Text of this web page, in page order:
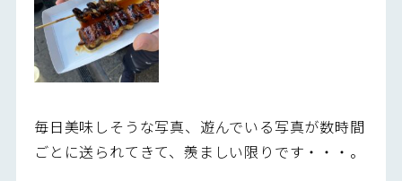
毎日美味しそうな写真、遊んでいる写真が数時間
ごとに送られてきて、羨ましい限りです・・・。